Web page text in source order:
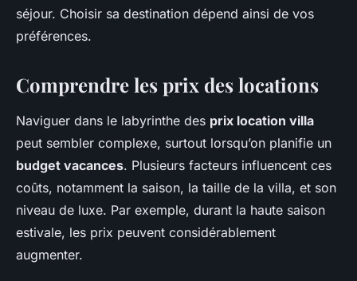
séjour. Choisir sa destination dépend ainsi de vos
préférences.
Comprendre les prix des locations
Naviguer dans le labyrinthe des prix location villa
peut sembler complexe, surtout lorsqu’on planifie un
budget vacances. Plusieurs facteurs influencent ces
coûts, notamment la saison, la taille de la villa, et son
niveau de luxe. Par exemple, durant la haute saison
estivale, les prix peuvent considérablement
augmenter.